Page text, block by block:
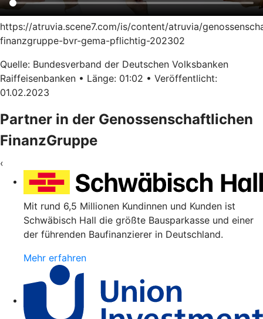
https://atruvia.scene7.com/is/content/atruvia/
finanzgruppe-bvr-gema-pflichtig-202302
Quelle: Bundesverband der Deutschen Volksbanken
Raiffeisenbanken • Länge: 01:02 • Veröffentlicht:
01.02.2023
Partner in der Genossenschaftlichen
FinanzGruppe
‹
Mit rund 6,5 Millionen Kundinnen und Kunden ist
Schwäbisch Hall die größte Bausparkasse und einer
der führenden Baufinanzierer in Deutschland.
Mehr erfahren